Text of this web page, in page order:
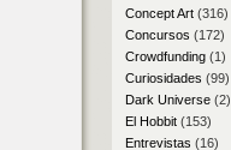
Concept Art(316)
Concursos (172)
Crowdfunding(1)
Curiosidades (99)
Dark Universe(2)
El Hobbit(153)
Entrevistas (16)